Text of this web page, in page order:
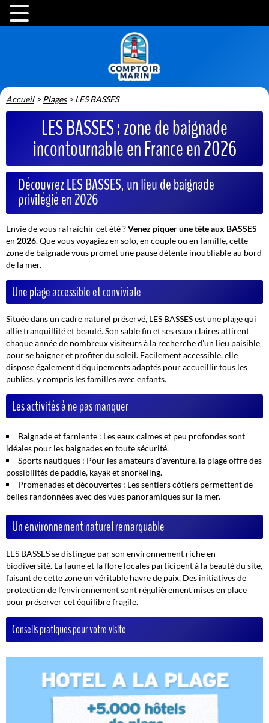
Accueil>Plages>LES BASSES
LES BASSES : zone de baignade
incontournable en France en 2026
Découvrez LES BASSES, un lieu de baignade
privilégié en 2026
Envie de vous rafraîchir cet été ?Venez piquer une tête aux BASSES
en 2026. Que vous voyagiez en solo, en couple ou en famille, cette
zone de baignade vous promet une pause détente inoubliable au bord
de la mer.
Une plage accessible et conviviale
Située dans un cadre naturel préservé, LES BASSES est une plage qui
allie tranquillité et beauté. Son sable fin et ses eaux claires attirent
chaque année de nombreux visiteurs à la recherche d'un lieu paisible
pour se baigner et profiter du soleil. Facilement accessible, elle
dispose également d'équipements adaptés pour accueillir tous les
publics, y compris les familles avec enfants.
Les activités à ne pas manquer
Baignade et farniente : Les eaux calmes et peu profondes sont
idéales pour les baignades en toute sécurité.
Sports nautiques : Pour les amateurs d'aventure, la plage offre des
possibilités de paddle, kayak et snorkeling.
Promenades et découvertes : Les sentiers côtiers permettent de
belles randonnées avec des vues panoramiques sur la mer.
Un environnement naturel remarquable
LES BASSES se distingue par son environnement riche en
biodiversité. La faune et la flore locales participent à la beauté du site,
faisant de cette zone un véritable havre de paix. Des initiatives de
protection de l'environnement sont régulièrement mises en place
pour préserver cet équilibre fragile.
Conseils pratiques pour votre visite